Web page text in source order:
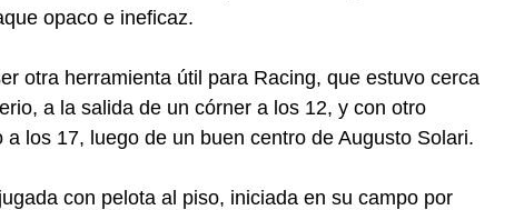
opaco e ineficaz.
otra herramienta útil para Racing, que estuvo cerca
a la salida de un córner a los 12, y con otro
los 17, luego de un buen centro de Augusto Solari.
con pelota al piso, iniciada en su campo por